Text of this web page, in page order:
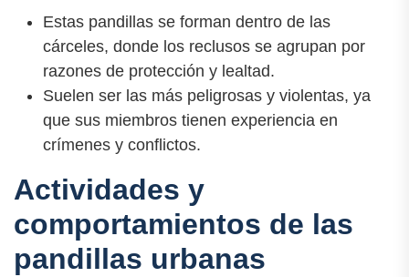
Estas pandillas se forman dentro de las
cárceles, donde los reclusos se agrupan por
razones de protección y lealtad.
Suelen ser las más peligrosas y violentas, ya
que sus miembros tienen experiencia en
crímenes y conflictos.
Actividades y
comportamientos de las
pandillas urbanas